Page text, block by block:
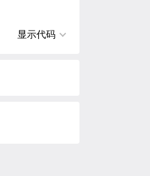
显示代码